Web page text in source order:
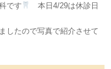
です
本日4/29は休診日
したので写真で紹介させて